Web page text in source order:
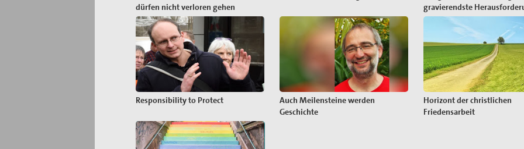
dürfen nicht verloren gehen
gravierendste
Responsibility to Protect
Auch Meilensteine werden
Geschichte
Horizont der christlichen
Friedensarbeit